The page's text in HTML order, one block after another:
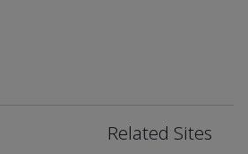
Related Sites